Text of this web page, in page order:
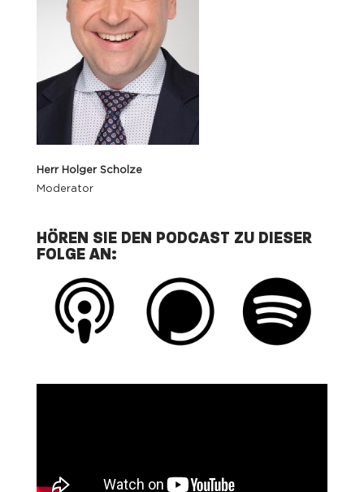
Herr Holger Scholze
Moderator
HÖREN SIE DEN PODCAST ZU DIESER
FOLGE AN: